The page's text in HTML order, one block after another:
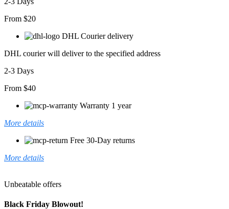
From $20
DHL Courier delivery
DHL courier will deliver to the specified address
2-3 Days
From $40
Warranty 1 year
More details
Free 30-Day returns
More details
Unbeatable offers
Black Friday Blowout!